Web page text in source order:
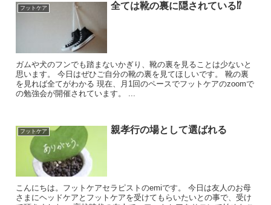
フットケア 全ては靴の裏に隠されている⁉︎
ガムや犬のフンでも踏まないかぎり、靴の裏を見ることは少ないと
思います。 今日はぜひご自分の靴の裏を見てほしいです。 靴の裏
を見れば全てがわかる 現在、月1回のペースでフットケアのzoomで
の勉強会が開催されています。 ...
フットケア 親孝行の場として選ばれる
こんにちは。フットケアセラピストのemiです。 今日は友人のお母
さまにヘッドケアとフットケアを受けてもらいたいとの事で、受け